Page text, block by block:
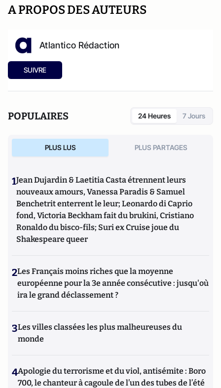
A PROPOS DES AUTEURS
Atlantico Rédaction
SUIVRE
POPULAIRES 24 Heures 7 Jours
PLUS LUS PLUS PARTAGES
1Jean Dujardin & Laetitia Casta étrennent leurs
nouveaux amours, Vanessa Paradis & Samuel
Benchetrit enterrent le leur; Leonardo di Caprio
fond, Victoria Beckham fait du brukini, Cristiano
Ronaldo du bisco-fils; Suri ex Cruise joue du
Shakespeare queer
2Les Français moins riches que la moyenne
européenne pour la 3e année consécutive : jusqu'où
ira le grand déclassement ?
3Les villes classées les plus malheureuses du
monde
4Apologie du terrorisme et du viol, antisémite : Boro
700, le chanteur à cagoule de l’un des tubes de l’été